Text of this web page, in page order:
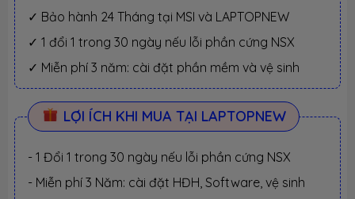
✓ Bảo hành 24 Tháng tại MSI và LAPTOPNEW
✓ 1 đổi 1 trong 30 ngày nếu lỗi phần cứng NSX
✓ Miễn phí 3 năm: cài đặt phần mềm và vệ sinh
LỢI ÍCH KHI MUA TẠI LAPTOPNEW
- 1 Đổi 1 trong 30 ngày nếu lỗi phần cứng NSX
- Miễn phí 3 Năm: cài đặt HĐH, Software, vệ sinh